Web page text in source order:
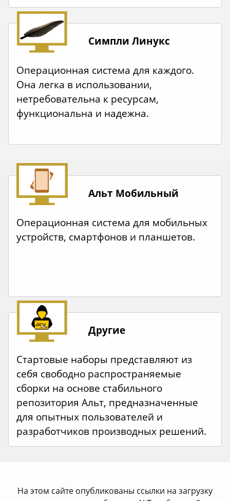
Симпли Линукс
Операционная система для каждого.
Она легка в использовании,
нетребовательна к ресурсам,
функциональна и надежна.
Альт Мобильный
Операционная система для мобильных
устройств, смартфонов и планшетов.
Другие
Стартовые наборы представляют из
себя свободно распространяемые
сборки на основе стабильного
репозитория Альт, предназначенные
для опытных пользователей и
разработчиков производных решений.
На этом сайте опубликованы ссылки на загрузку